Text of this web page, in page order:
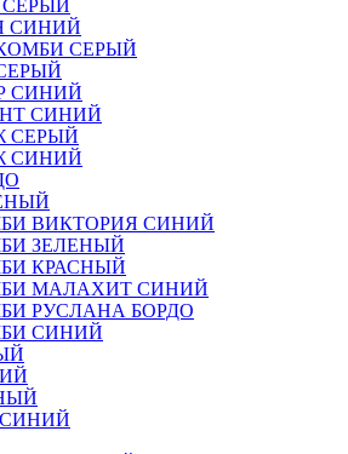
СИНИЙ
СЕРЫЙ
СИНИЙ
СИНИЙ
СЕРЫЙ
СИНИЙ
ВИКТОРИЯ СИНИЙ
ЗЕЛЕНЫЙ
КРАСНЫЙ
МАЛАХИТ СИНИЙ
РУСЛАНА БОРДО
СИНИЙ